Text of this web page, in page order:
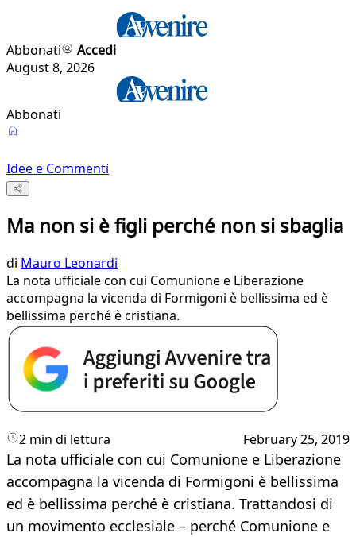
Abbonati
Accedi
August 8, 2026
Abbonati
Idee e Commenti
Ma non si è figli perché non si sbaglia
di Mauro Leonardi
La nota ufficiale con cui Comunione e Liberazione
accompagna la vicenda di Formigoni è bellissima ed è
bellissima perché è cristiana.
2 min di lettura February 25, 2019
La nota ufficiale con cui Comunione e Liberazione
accompagna la vicenda di Formigoni è bellissima
ed è bellissima perché è cristiana. Trattandosi di
un movimento ecclesiale – perché Comunione e